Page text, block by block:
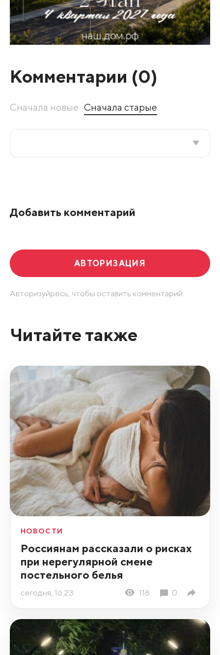
Комментарии (0)
Сначала новые Сначала старые
Добавить комментарий
АВТОРИЗАЦИЯ
Авторизуйресь, чтобы оставить комментарий.
Читайте также
НОВОСТИ
Россиянам рассказали о рисках
при нерегулярной смене
постельного белья
сегодня, 16:23 118 0